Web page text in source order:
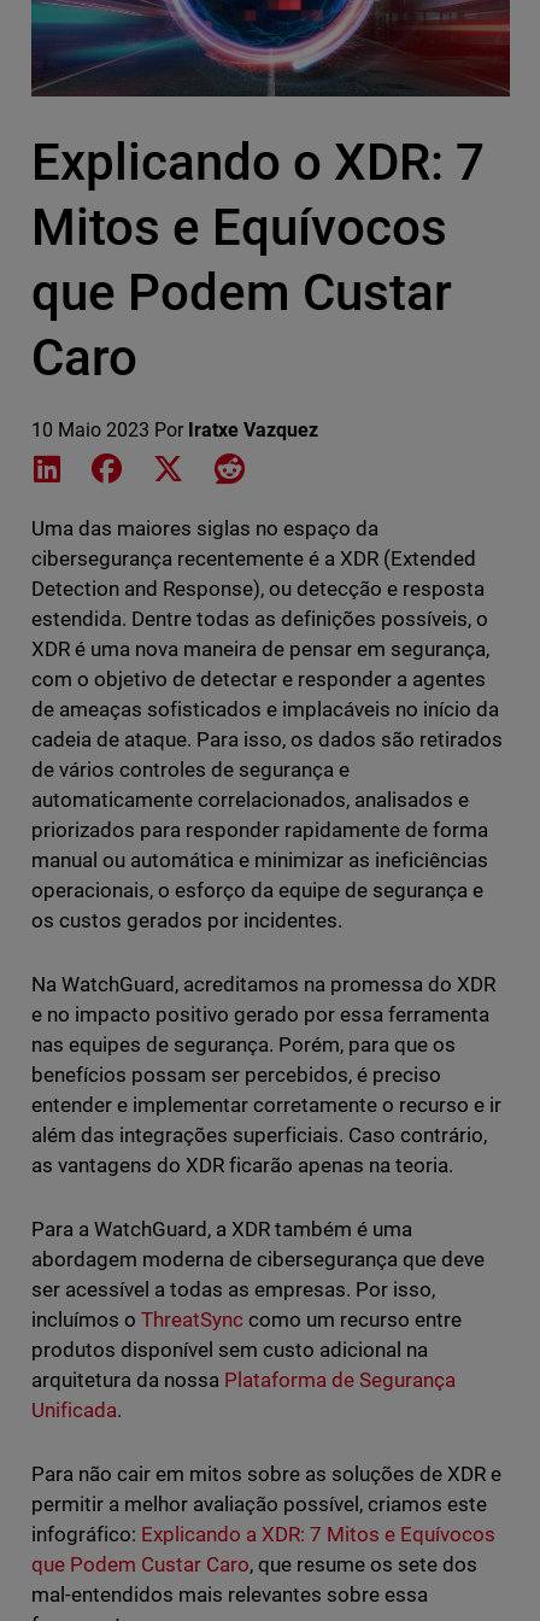
Explicando o XDR: 7
Mitos e Equívocos
que Podem Custar
Caro
10 Maio 2023 Por Iratxe Vazquez
Share on LinkedIn
Share on Facebook
Share on XShare on Reddit
Uma das maiores siglas no espaço da
cibersegurança recentemente é a XDR (Extended
Detection and Response), ou detecção e resposta
estendida. Dentre todas as definições possíveis, o
XDR é uma nova maneira de pensar em segurança,
com o objetivo de detectar e responder a agentes
de ameaças sofisticados e implacáveis no início da
cadeia de ataque. Para isso, os dados são retirados
de vários controles de segurança e
automaticamente correlacionados, analisados e
priorizados para responder rapidamente de forma
manual ou automática e minimizar as ineficiências
operacionais, o esforço da equipe de segurança e
os custos gerados por incidentes.
Na WatchGuard, acreditamos na promessa do XDR
e no impacto positivo gerado por essa ferramenta
nas equipes de segurança. Porém, para que os
benefícios possam ser percebidos, é preciso
entender e implementar corretamente o recurso e ir
além das integrações superficiais. Caso contrário,
as vantagens do XDR ficarão apenas na teoria.
Para a WatchGuard, a XDR também é uma
abordagem moderna de cibersegurança que deve
ser acessível a todas as empresas. Por isso,
incluímos o ThreatSync como um recurso entre
produtos disponível sem custo adicional na
arquitetura da nossa Plataforma de Segurança
Unificada.
Para não cair em mitos sobre as soluções de XDR e
permitir a melhor avaliação possível, criamos este
infográfico: Explicando a XDR: 7 Mitos e Equívocos
que Podem Custar Caro, que resume os sete dos
mal-entendidos mais relevantes sobre essa